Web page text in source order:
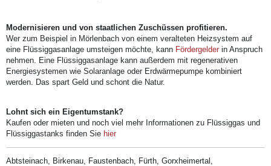
Modernisieren und von staatlichen Zuschüssen profitieren.
Wer zum Beispiel in Mörlenbach von einem veralteten Heizsystem auf
eine Flüssiggasanlage umsteigen möchte, kann Fördergelderin Anspruch
nehmen. Eine Flüssiggasanlage kann außerdem mit regenerativen
Energiesystemen wie Solaranlage oder Erdwärmepumpe kombiniert
werden. Das spart Geld und schont die Natur.
Lohnt sich ein Eigentumstank?
Kaufen oder mieten und noch viel mehr Informationen zu Flüssiggas und
Flüssiggastanks finden Sie hier
Abtsteinach, Birkenau, Faustenbach, Fürth, Gorxheimertal,